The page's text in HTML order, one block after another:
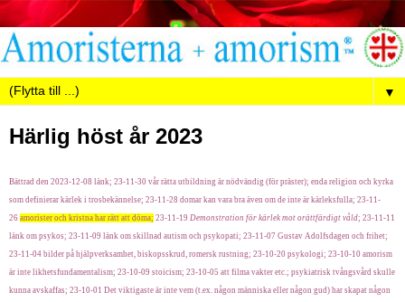
▼
Härlig höst år 2023
Bättrad den 2023-12-08 länk; 23-11-30 vår rätta utbildning är nödvändig (för präster); enda religion och kyrka
som definierar kärlek i trosbekännelse; 23-11-28 domar kan vara bra även om de inte är kärleksfulla; 23-11-
26 amorister och kristna har rätt att döma; 23-11-19 Demonstration för kärlek mot orättfärdigt våld; 23-11-11
länk om psykos; 23-11-09 länk om skillnad autism och psykopati; 23-11-07 Gustav Adolfsdagen och frihet;
23-11-04 bilder på hjälpverksamhet, biskopsskrud, romersk rustning; 23-10-20 psykologi; 23-10-10 amorism
är inte likhetsfundamentalism; 23-10-09 stoicism; 23-10-05 att filma vakter etc.; psykiatrisk tvångsvård skulle
kunna avskaffas; 23-10-01 Det viktigaste är inte vem (t.ex. någon människa eller någon gud) har skapat någon